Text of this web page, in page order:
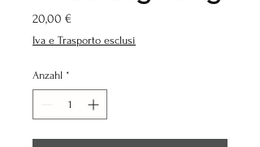
20,00 €
Iva e Trasporto esclusi
Anzahl *